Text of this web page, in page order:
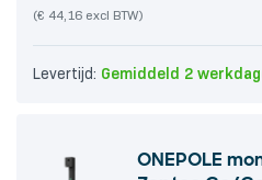
(€ 44,16 excl BTW)
Levertijd: Gemiddeld 2
ONEPOLE